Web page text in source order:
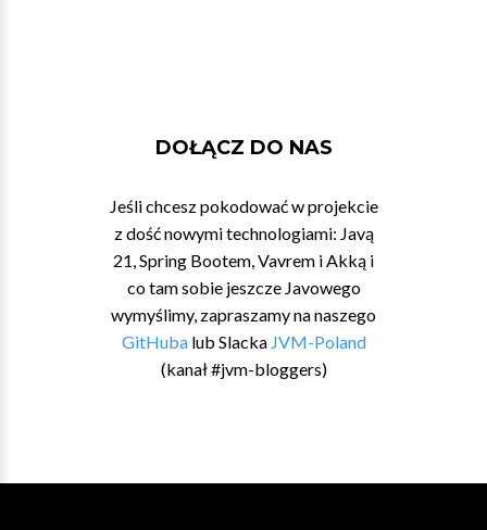
DOŁĄCZ DO NAS
Jeśli chcesz pokodować w projekcie
z dość nowymi technologiami: Javą
21, Spring Bootem, Vavrem i Akką i
co tam sobie jeszcze Javowego
wymyślimy, zapraszamy na naszego
GitHubalub Slacka JVM-Poland
(kanał #jvm-bloggers)